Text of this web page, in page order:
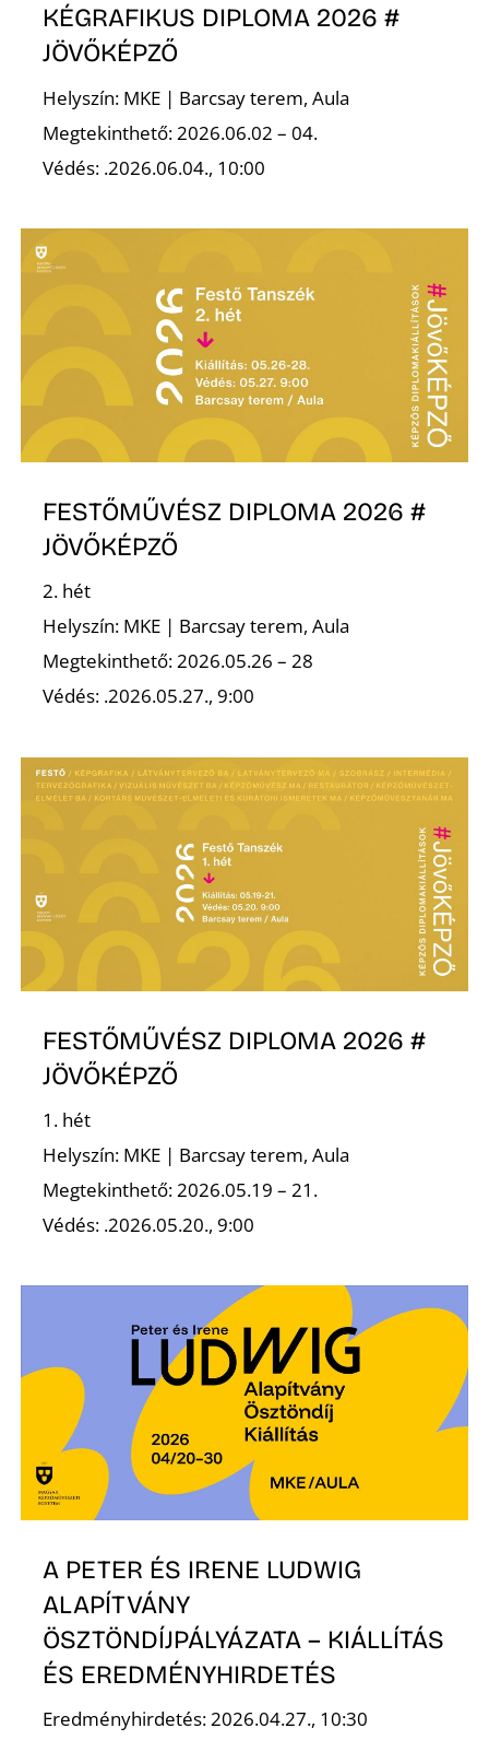
KÉGRAFIKUS DIPLOMA 2026 #
JÖVŐKÉPZŐ
Helyszín: MKE | Barcsay terem, Aula
Megtekinthető: 2026.06.02 – 04.
Védés: .2026.06.04., 10:00
FESTŐMŰVÉSZ DIPLOMA 2026 #
JÖVŐKÉPZŐ
2. hét
Helyszín: MKE | Barcsay terem, Aula
Megtekinthető: 2026.05.26 – 28
Védés: .2026.05.27., 9:00
FESTŐMŰVÉSZ DIPLOMA 2026 #
JÖVŐKÉPZŐ
1. hét
Helyszín: MKE | Barcsay terem, Aula
Megtekinthető: 2026.05.19 – 21.
Védés: .2026.05.20., 9:00
A PETER ÉS IRENE LUDWIG
ALAPÍTVÁNY
ÖSZTÖNDÍJPÁLYÁZATA – KIÁLLÍTÁS
ÉS EREDMÉNYHIRDETÉS
Eredményhirdetés: 2026.04.27., 10:30